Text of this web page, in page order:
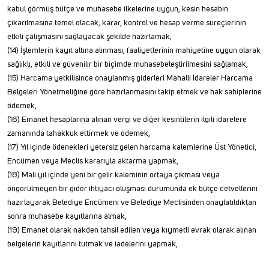
kabul görmüş bütçe ve muhasebe ilkelerine uygun, kesin hesabın
çıkarılmasına temel olacak, karar, kontrol ve hesap verme süreçlerinin
etkili çalışmasını sağlayacak şekilde hazırlamak,
(14) İşlemlerin kayıt altına alınması, faaliyetlerinin mahiyetine uygun olarak
sağlıklı, etkili ve güvenilir bir biçimde muhasebeleştirilmesini sağlamak,
(15) Harcama yetkilisince onaylanmış giderleri Mahalli İdareler Harcama
Belgeleri Yönetmeliğine göre hazırlanmasını takip etmek ve hak sahiplerine
ödemek,
(16) Emanet hesaplarına alınan vergi ve diğer kesintilerin ilgili idarelere
zamanında tahakkuk ettirmek ve ödemek,
(17) Yıl içinde ödenekleri yetersiz gelen harcama kalemlerine Üst Yönetici,
Encümen veya Meclis kararıyla aktarma yapmak,
(18) Mali yıl içinde yeni bir gelir kaleminin ortaya çıkması veya
öngörülmeyen bir gider ihtiyacı oluşması durumunda ek bütçe cetvellerini
hazırlayarak Belediye Encümeni ve Belediye Meclisinden onaylatıldıktan
sonra muhasebe kayıtlarına almak,
(19) Emanet olarak nakden tahsil edilen veya kıymetli evrak olarak alınan
belgelerin kayıtlarını tutmak ve iadelerini yapmak,